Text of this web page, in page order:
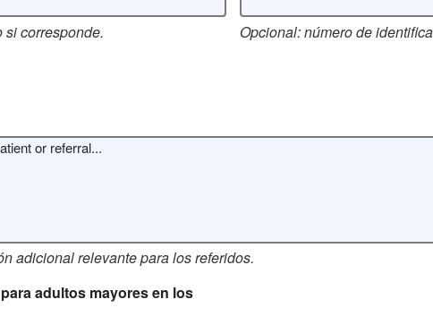
corresponde. Opcional: número de
adicional relevante para los referidos.
adultos mayores en los